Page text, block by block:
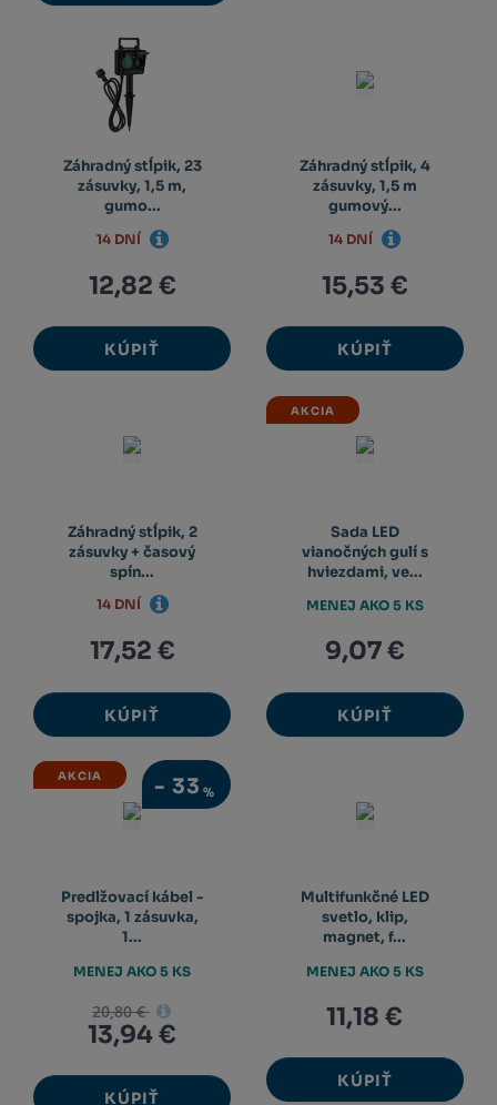
Záhradný stĺpik, 23
zásuvky, 1,5 m,
gumo...
12,82 €
KÚPIŤ
14 DNÍ
Záhradný stĺpik, 4
zásuvky, 1,5 m
gumový...
15,53 €
KÚPIŤ
14 DNÍ
Záhradný stĺpik, 2
zásuvky + časový
spín...
17,52 €
KÚPIŤ
14 DNÍ
AKCIA
Sada LED
vianočných gulí s
hviezdami, ve...
9,07 €
KÚPIŤ
MENEJ AKO 5 KS
- 33%
AKCIA
Predlžovací kábel -
spojka, 1 zásuvka,
1...
20,80 €
13,94 €
KÚPIŤ
MENEJ AKO 5 KS
Multifunkčné LED
svetlo, klip,
magnet, f...
11,18 €
KÚPIŤ
MENEJ AKO 5 KS